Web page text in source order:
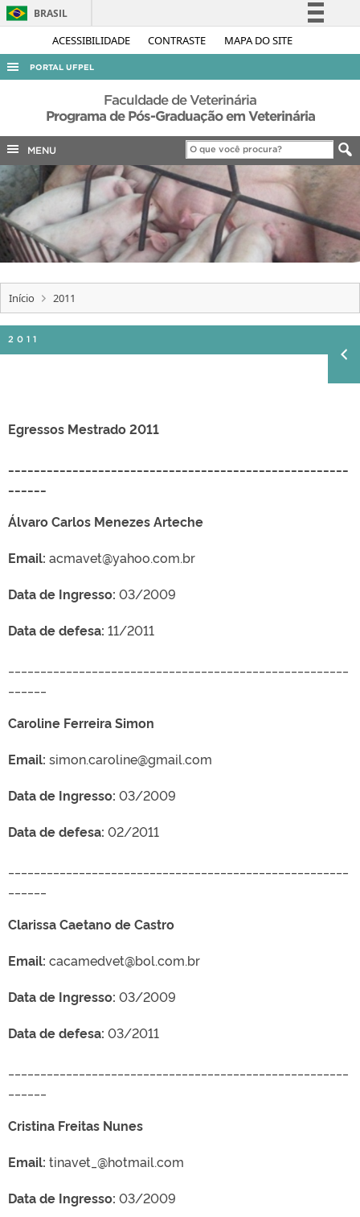
ACESSIBILIDADE CONTRASTE MAPA DO SITE
BRASIL
Simplifique!
Acesso à informação
Legislação
Canais
PORTAL UFPEL
ACESSO À INFORMAÇÃO
AUDITORIA
COBALTO
CONCURSOS
EDITAIS
INTERNACIONAL
OUVIDORIA
PORTARIAS
TELEFONES
Faculdade de Veterinária
Programa de Pós-Graduação em Veterinária
MENU
Início 2011
2011
Egressos Mestrado 2011
Álvaro Carlos Menezes Arteche
Email: acmavet@yahoo.com.br
Data de Ingresso: 03/2009
Data de defesa: 11/2011
Caroline Ferreira Simon
Email: simon.caroline@gmail.com
Data de Ingresso: 03/2009
Data de defesa: 02/2011
Clarissa Caetano de Castro
Email: cacamedvet@bol.com.br
Data de Ingresso: 03/2009
Data de defesa: 03/2011
Cristina Freitas Nunes
Email: tinavet_@hotmail.com
Data de Ingresso: 03/2009